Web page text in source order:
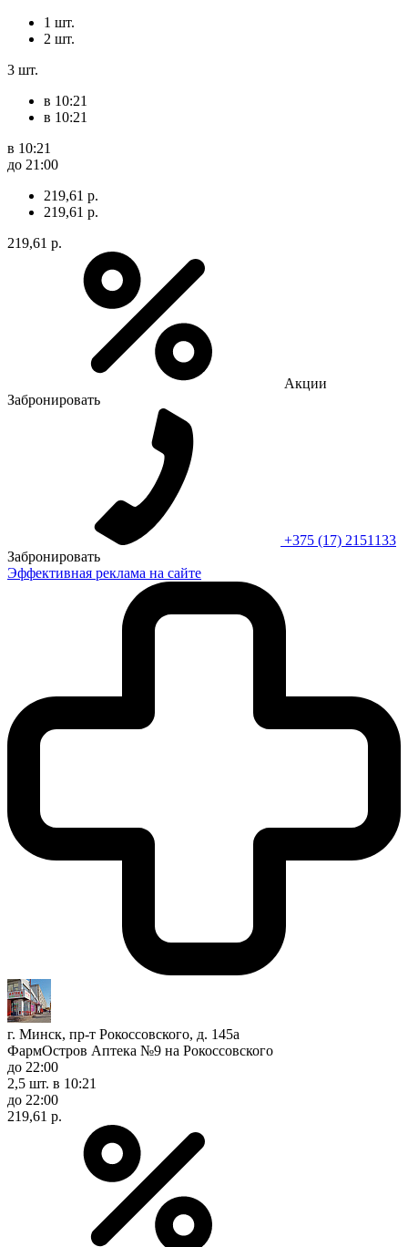
1 шт.
2 шт.
3 шт.
в 10:21
в 10:21
в 10:21
до 21:00
219,61 р.
219,61 р.
219,61 р.
Акции
Забронировать
+375 (17) 2151133
Забронировать
Эффективная реклама на сайте
г. Минск, пр-т Рокоссовского, д. 145а
ФармОстров Аптека №9 на Рокоссовского
до 22:00
2,5 шт. в 10:21
до 22:00
219,61 р.